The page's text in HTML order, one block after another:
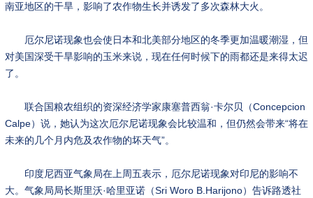
南亚地区的干旱，影响了农作物生长并诱发了多次森林大火。
厄尔尼诺现象也会使日本和北美部分地区的冬季更加温暖潮湿，但
对美国深受干旱影响的玉米来说，现在任何时候下的雨都还是来得太迟
了。
联合国粮农组织的资深经济学家康塞普西翁·卡尔贝（Concepcion
Calpe）说，她认为这次厄尔尼诺现象会比较温和，但仍然会带来“将在
未来的几个月内危及农作物的坏天气”。
印度尼西亚气象局在上周五表示，厄尔尼诺现象对印尼的影响不
大。气象局局长斯里沃·哈里亚诺（Sri Woro B.Harijono）告诉路透社